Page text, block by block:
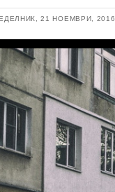
21 НОЕМВРИ, 2016